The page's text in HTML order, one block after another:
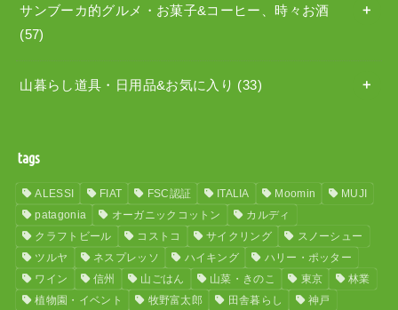
サンブーカ的グルメ・お菓子&コーヒー、時々お酒
(57)
山暮らし道具・日用品&お気に入り (33)
tags
ALESSI FIAT FSC認証 ITALIA Moomin
MUJI
patagonia
オーガニックコットン
カルディ
クラフトビール
コストコ サイクリング
スノーシュー
ツルヤ
ネスプレッソ ハイキング
ハリー・ポッター
ワイン
信州 山ごはん 山菜・きのこ 東京
林業
植物園・イベント
牧野富太郎 田舎暮らし
神戸